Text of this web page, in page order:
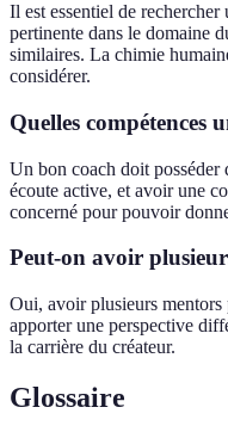
Il est essentiel de
pertinente dans le domaine
similaires. La chimie
considérer.
Quelles compétences
Un bon coach doit posséder
écoute active, et avoir une
concerné pour pouvoir
Peut-on avoir
Oui, avoir plusieurs mentors
apporter une perspective
la carrière du créateur.
Glossaire